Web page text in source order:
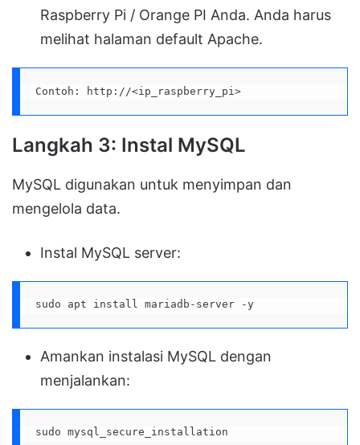
Raspberry Pi / Orange PI Anda. Anda harus
melihat halaman default Apache.
Contoh: http://<ip_raspberry_pi>
Langkah 3: Instal MySQL
MySQL digunakan untuk menyimpan dan
mengelola data.
Instal MySQL server:
sudo apt install mariadb-server -y
Amankan instalasi MySQL dengan
menjalankan:
sudo mysql_secure_installation